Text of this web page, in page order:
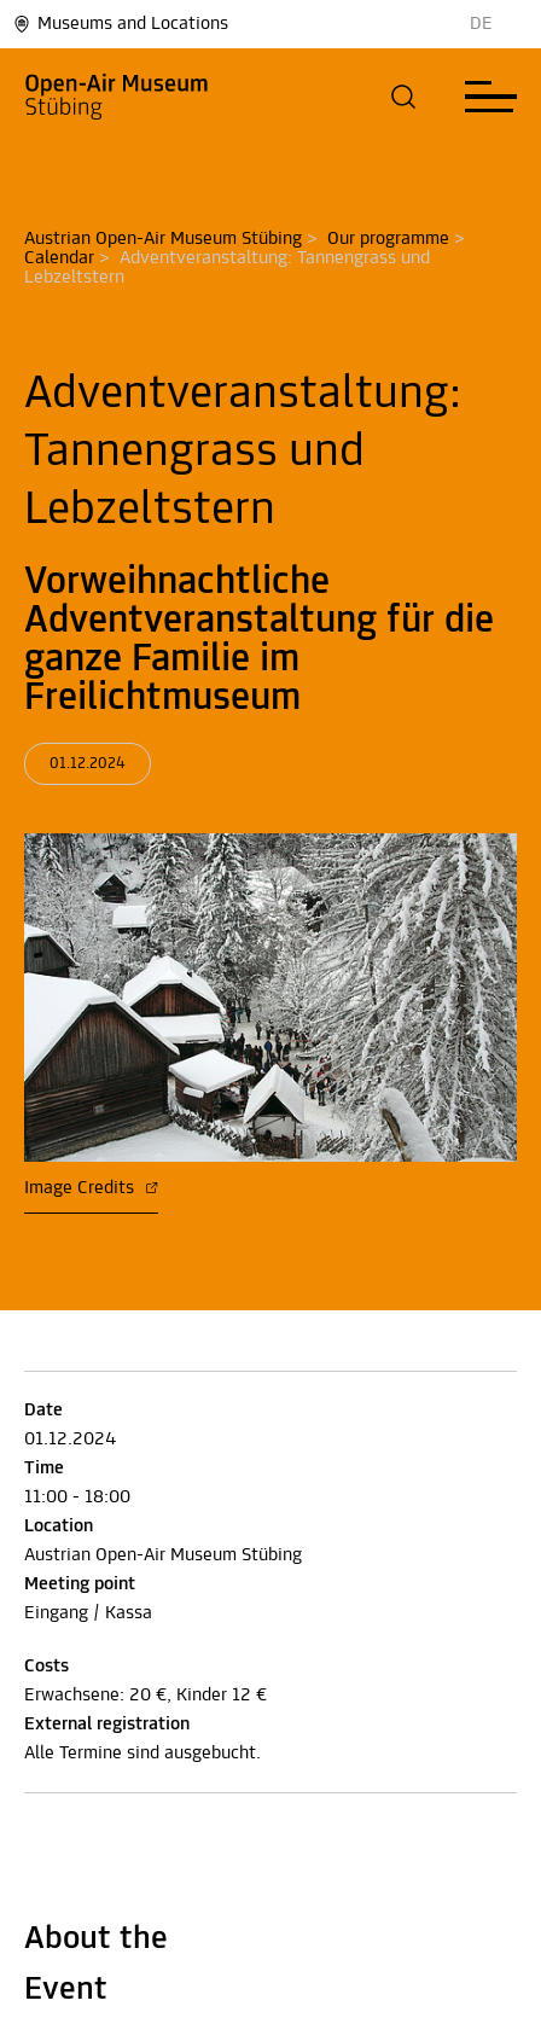
Museums and Locations DE
Austrian Open-Air Museum Stübing > Our programme >
Calendar > Adventveranstaltung: Tannengrass und
Lebzeltstern
Adventveranstaltung:
Tannengrass und
Lebzeltstern
Vorweihnachtliche
Adventveranstaltung für die
ganze Familie im
Freilichtmuseum
01.12.2024
Image Credits
Date
01.12.2024
Time
11:00 - 18:00
Location
Austrian Open-Air Museum Stübing
Meeting point
Eingang / Kassa
Costs
Erwachsene: 20 €, Kinder 12 €
External registration
Alle Termine sind ausgebucht.
About the
Event